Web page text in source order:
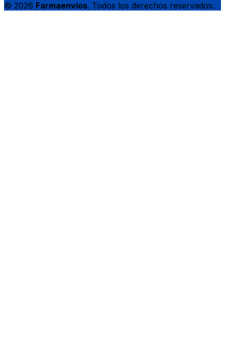
© 2026 Farmaenvíos. Todos los derechos reservados.